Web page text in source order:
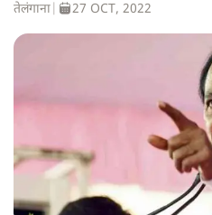
तेलंगाना 27 OCT, 2022